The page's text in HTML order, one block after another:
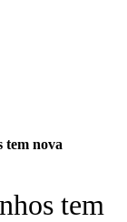
tem nova
tem